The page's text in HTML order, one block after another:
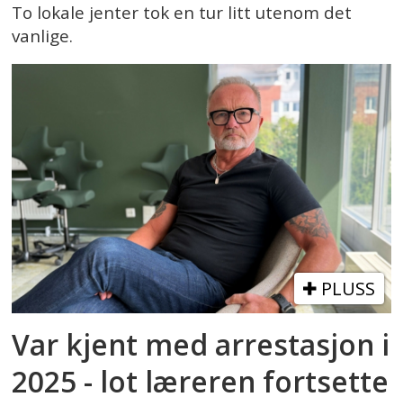
To lokale jenter tok en tur litt utenom det
vanlige.
PLUSS
Var kjent med arrestasjon i
2025 - lot læreren fortsette